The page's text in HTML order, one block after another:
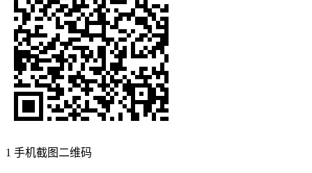
1 手机截图二维码